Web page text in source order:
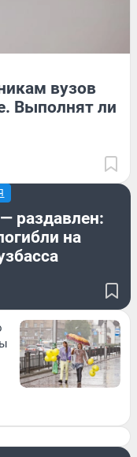
вузов
Выполнят ли
раздавлен:
на